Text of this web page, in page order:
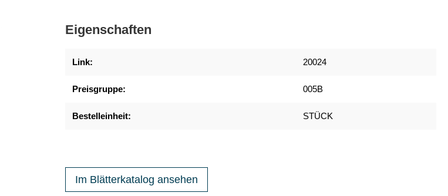
Eigenschaften
Link: 20024
Preisgruppe: 005B
Bestelleinheit: STÜCK
Im Blätterkatalog ansehen